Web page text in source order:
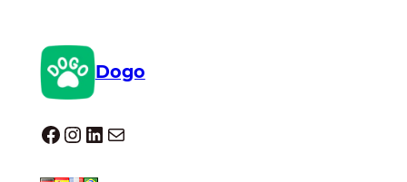
Dogo
Dogo facebook InstagramLinkedIn Mail